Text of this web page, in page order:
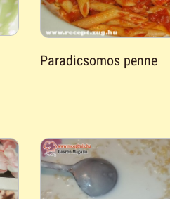
Paradicsomos penne